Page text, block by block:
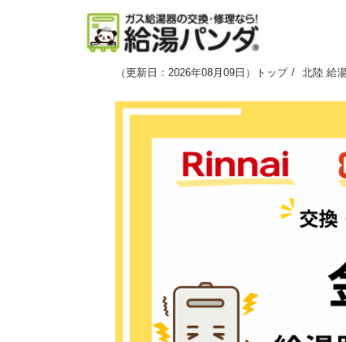
（更新日：2026年08月09日 ） トップ 北陸 給